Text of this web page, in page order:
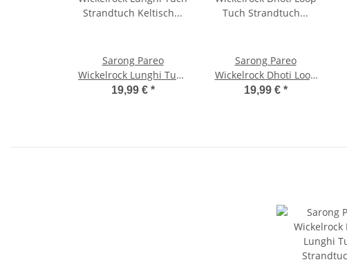
Sarong Pareo
Wickelrock Lunghi Tuch
Strandtuch Keltisch
19,99 € *
Sarong Pareo
Wickelrock Dhoti Loop
Tuch Strandtuch
19,99 € *